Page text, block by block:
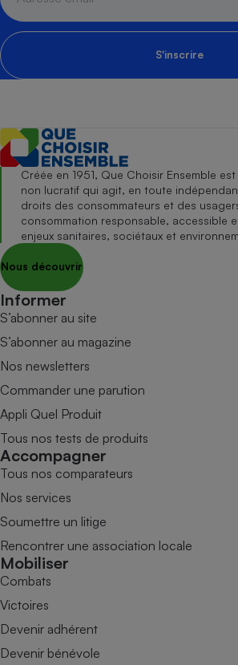
S'inscrire
Créée en 1951, Que Choisir Ensemble
non lucratif qui agit, en toute
droits des consommateurs et des
consommation responsable, accessible
enjeux sanitaires, sociétaux et
Nous découvrir
Informer
S’abonner au site
S’abonner au magazine
Nos newsletters
Commander une parution
Appli Quel Produit
Tous nos tests de produits
Accompagner
Tous nos comparateurs
Nos services
Soumettre un litige
Rencontrer une association locale
Mobiliser
Combats
Victoires
Devenir adhérent
Devenir bénévole